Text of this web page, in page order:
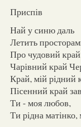
Приспів
Най у синю даль
Летить
Про чудовий
Чарівний край
Край, мій рідний
Пісенний край
Ти - моя любов,
Ти рідна